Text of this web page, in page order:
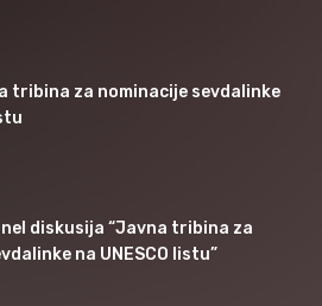
tribina za nominacije sevdalinke
diskusija “Javna tribina za
na UNESCO listu”